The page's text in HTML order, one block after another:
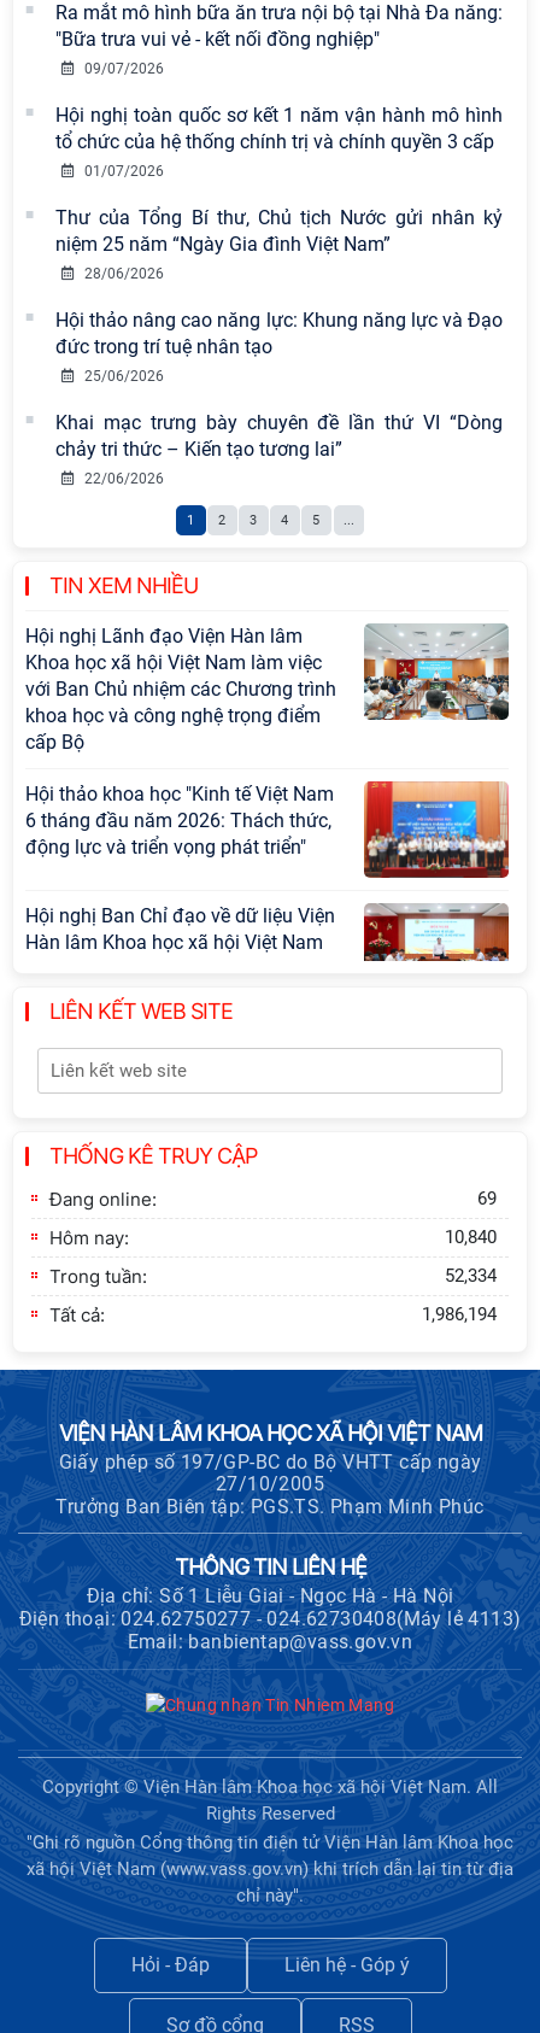
Ra mắt mô hình bữa ăn trưa nội bộ tại Nhà Đa năng:
"Bữa trưa vui vẻ - kết nối đồng nghiệp"
09/07/2026
Hội nghị toàn quốc sơ kết 1 năm vận hành mô hình
tổ chức của hệ thống chính trị và chính quyền 3 cấp
01/07/2026
Thư của Tổng Bí thư, Chủ tịch Nước gửi nhân kỷ
niệm 25 năm “Ngày Gia đình Việt Nam”
28/06/2026
Hội thảo nâng cao năng lực: Khung năng lực và Đạo
đức trong trí tuệ nhân tạo
25/06/2026
Khai mạc trưng bày chuyên đề lần thứ VI “Dòng
chảy tri thức – Kiến tạo tương lai”
22/06/2026
1 2 3 4 5 ...
TIN XEM NHIỀU
Chi bộ Viện Sử học tổ chức Tọa đàm
chuyên đề: Đẩy mạnh học tập, thực
pháp, phong cách Hồ Chí Minh trong
giai đoạn phát triển mới
hội Việt Nam sơ kết công tác 6 tháng
đầu năm và triển khai nhiệm vụ
trọng tâm 6 tháng cuối năm 2026
Hội thảo khoa học quốc tế “Không
gian phát triển Việt Nam trong kỷ
nguyên mới: Định hướng chiến lược
vào thứ ba, ngày 28/7/2026
Tọa đàm Giao lưu chuyên đề về
những kinh nghiệm quan trọng của
Đảng Cộng sản Trung Quốc và Đảng
sự nghiệp xây dựng chủ nghĩa xã hội
Hội nghị Lãnh đạo Viện Hàn lâm
Khoa học xã hội Việt Nam làm việc
với Ban Chủ nhiệm các Chương trình
khoa học và công nghệ trọng điểm
cấp Bộ
Hội thảo khoa học "Kinh tế Việt Nam
6 tháng đầu năm 2026: Thách thức,
động lực và triển vọng phát triển"
Hội nghị Ban Chỉ đạo về dữ liệu Viện
Hàn lâm Khoa học xã hội Việt Nam
triển Việt Nam trong kỷ nguyên mới:
Định hướng chiến lược và lựa chọn
Khai quật công trường khai thác đá
xây dựng Thành Nhà Hồ ở núi An
Tôn
LIÊN KẾT WEB SITE
THỐNG KÊ TRUY CẬP
Đang online: 69
Hôm nay: 10,840
Trong tuần: 52,334
Tất cả: 1,986,194
VIỆN HÀN LÂM KHOA HỌC XÃ HỘI VIỆT NAM
Giấy phép số 197/GP-BC do Bộ VHTT cấp ngày
27/10/2005
Trưởng Ban Biên tập: PGS.TS. Phạm Minh Phúc
THÔNG TIN LIÊN HỆ
Địa chỉ: Số 1 Liễu Giai - Ngọc Hà - Hà Nội
Điện thoại: 024.62750277 - 024.62730408(Máy lẻ 4113)
Email: banbientap@vass.gov.vn
Copyright © Viện Hàn lâm Khoa học xã hội Việt Nam. All
Rights Reserved
"Ghi rõ nguồn Cổng thông tin điện tử Viện Hàn lâm Khoa học
xã hội Việt Nam (www.vass.gov.vn) khi trích dẫn lại tin từ địa
chỉ này".
Hỏi - Đáp Liên hệ - Góp ý
Sơ đồ cổng RSS